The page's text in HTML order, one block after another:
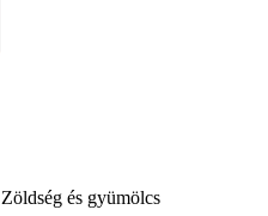
Zöldség és gyümölcs